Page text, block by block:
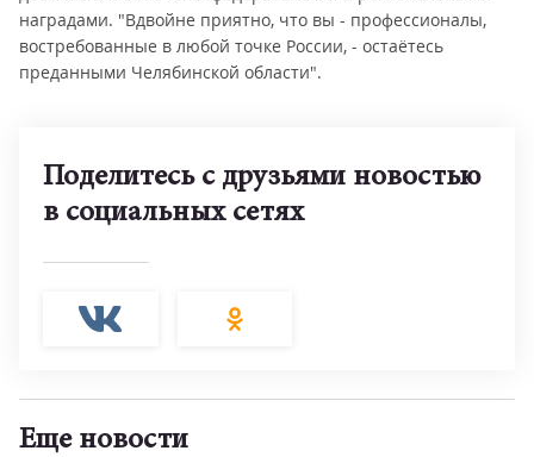
наградами. "Вдвойне приятно, что вы - профессионалы,
востребованные в любой точке России, - остаётесь
преданными Челябинской области".
Поделитесь с друзьями новостью
в социальных сетях
Еще новости